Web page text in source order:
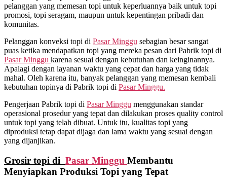
pelanggan yang memesan topi untuk keperluannya baik untuk topi
promosi, topi seragam, maupun untuk kepentingan pribadi dan
komunitas.
Pelanggan konveksi topi di Pasar Minggu sebagian besar sangat
puas ketika mendapatkan topi yang mereka pesan dari Pabrik topi di
Pasar Minggu karena sesuai dengan kebutuhan dan keinginannya.
Apalagi dengan layanan waktu yang cepat dan harga yang tidak
mahal. Oleh karena itu, banyak pelanggan yang memesan kembali
kebutuhan topinya di Pabrik topi di Pasar Minggu.
Pengerjaan Pabrik topi di Pasar Minggu menggunakan standar
operasional prosedur yang tepat dan dilakukan proses quality control
untuk topi yang telah dibuat. Untuk itu, kualitas topi yang
diproduksi tetap dapat dijaga dan lama waktu yang sesuai dengan
yang dijanjikan.
Grosir topi di Pasar Minggu Membantu
Menyiapkan Produksi Topi yang Tepat